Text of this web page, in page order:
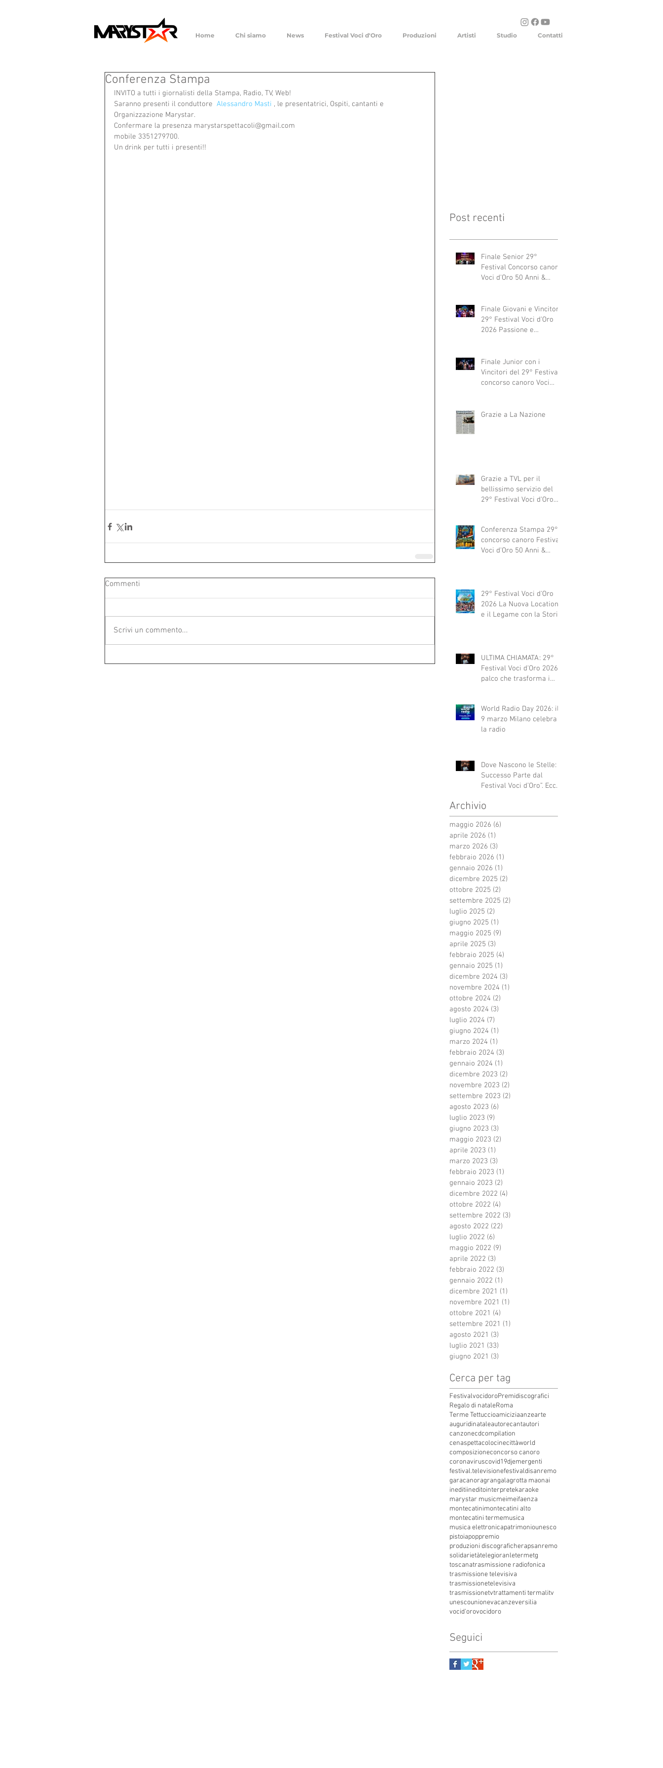
Home Chi siamo News Festival Voci d'Oro Produzioni Artisti Studio Contatti
Conferenza Stampa
INVITO a tutti i giornalisti della Stampa, Radio, TV, Web!
Saranno presenti il conduttore Alessandro Masti , le presentatrici, Ospiti, cantanti e
Organizzazione Marystar.
Confermare la presenza marystarspettacoli@gmail.com
mobile 3351279700.
Un drink per tutti i presenti!!
Commenti
Scrivi un commento...
Post recenti
Finale Senior 29°
Festival Concorso canoro
Voci d'Oro 50 Anni &
abbracciano"
Finale Giovani e Vincitori
29° Festival Voci d'Oro
2026 Passione e
Finale Junior con i
Vincitori del 29° Festival
concorso canoro Voci
Grazie a La Nazione
Grazie a TVL per il
bellissimo servizio del
29° Festival Voci d'Oro
Conferenza Stampa 29°
concorso canoro Festival
Voci d'Oro 50 Anni &
29° Festival Voci d'Oro
2026 La Nuova Location
e il Legame con la Storia
ULTIMA CHIAMATA: 29°
Festival Voci d'Oro 2026 Il
palco che trasforma i
World Radio Day 2026: il
9 marzo Milano celebra
la radio
Dove Nascono le Stelle: Il
Successo Parte dal
Festival Voci d’Oro”. Ecco
Archivio
maggio 2026 (6)
aprile 2026 (1)
marzo 2026 (3)
febbraio 2026 (1)
gennaio 2026 (1)
dicembre 2025 (2)
ottobre 2025 (2)
settembre 2025 (2)
luglio 2025 (2)
giugno 2025 (1)
maggio 2025 (9)
aprile 2025 (3)
febbraio 2025 (4)
gennaio 2025 (1)
dicembre 2024 (3)
novembre 2024 (1)
ottobre 2024 (2)
agosto 2024 (3)
luglio 2024 (7)
giugno 2024 (1)
marzo 2024 (1)
febbraio 2024 (3)
gennaio 2024 (1)
dicembre 2023 (2)
novembre 2023 (2)
settembre 2023 (2)
agosto 2023 (6)
luglio 2023 (9)
giugno 2023 (3)
maggio 2023 (2)
aprile 2023 (1)
marzo 2023 (3)
febbraio 2023 (1)
gennaio 2023 (2)
dicembre 2022 (4)
ottobre 2022 (4)
settembre 2022 (3)
agosto 2022 (22)
luglio 2022 (6)
maggio 2022 (9)
aprile 2022 (3)
febbraio 2022 (3)
gennaio 2022 (1)
dicembre 2021 (1)
novembre 2021 (1)
ottobre 2021 (4)
settembre 2021 (1)
agosto 2021 (3)
luglio 2021 (33)
giugno 2021 (3)
Cerca per tag
FestivalvocidoroPremidiscografici
Regalo di nataleRoma
Terme Tettuccioamiciziaanzearte
auguridinataleautorecantautori
canzonecdcompilation
cenaspettacolocinecittàworld
composizioneconcorso canoro
coronaviruscovid19djemergenti
festival.televisionefestivaldisanremo
garacanoragrangalagrotta maonai
ineditiineditointerpretekaraoke
marystar musicmeimeifaenza
montecatinimontecatini alto
montecatini termemusica
musica elettronicapatrimoniounesco
pistoiapoppremio
produzioni discograficherapsanremo
solidarietàtelegioranletermetg
toscanatrasmissione radiofonica
trasmissione televisiva
trasmissionetelevisiva
trasmissionetvtrattamenti termalitv
unescounionevacanzeversilia
vocid'orovocidoro
Seguici